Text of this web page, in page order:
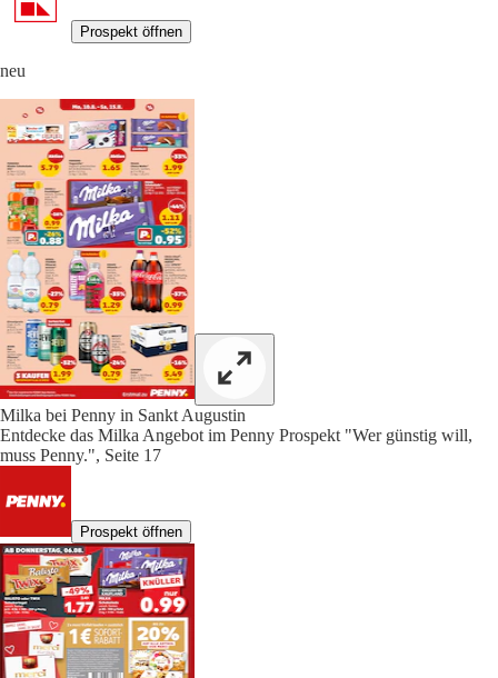
Prospekt öffnen
neu
Milka bei Penny in Sankt Augustin
Entdecke das Milka Angebot im Penny Prospekt "Wer günstig will,
muss Penny.", Seite 17
Prospekt öffnen